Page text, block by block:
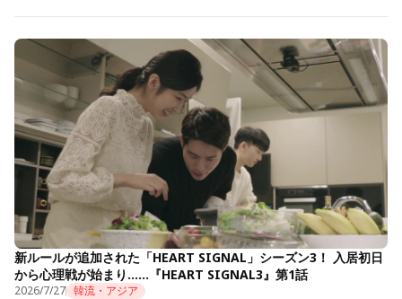
新ルールが追加された「HEART SIGNAL」シーズン3！ 入居初日
から心理戦が始まり……『HEART SIGNAL3』第1話
2026/7/27 韓流・アジア